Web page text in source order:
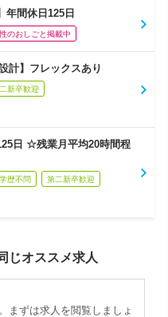
年間休日125日
のおしごと掲載中
計】フレックスあり
新卒歓迎
日 ☆残業月平均20時間程
学歴不問 第二新卒歓迎
じオススメ求人
まずは求人を閲覧しましょ